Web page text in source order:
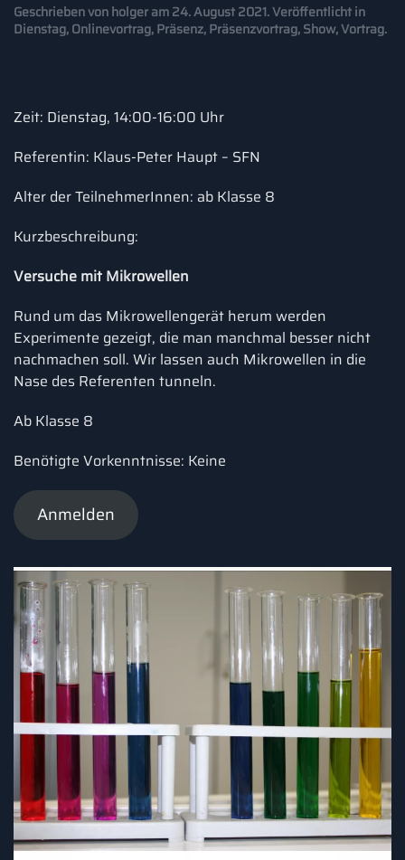
Geschrieben vonholgeram24. August 2021. Veröffentlicht in
Dienstag,Onlinevortrag,Präsenz,Präsenzvortrag,Show,Vortrag.
Zeit: Dienstag, 14:00-16:00 Uhr
Referentin: Klaus-Peter Haupt – SFN
Alter der TeilnehmerInnen: ab Klasse 8
Kurzbeschreibung:
Versuche mit Mikrowellen
Rund um das Mikrowellengerät herum werden
Experimente gezeigt, die man manchmal besser nicht
nachmachen soll. Wir lassen auch Mikrowellen in die
Nase des Referenten tunneln.
Ab Klasse 8
Benötigte Vorkenntnisse: Keine
Anmelden